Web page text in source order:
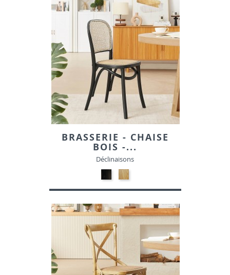
BRASSERIE - CHAISE
BOIS -...
Déclinaisons
Bois
noir
Bois
naturel